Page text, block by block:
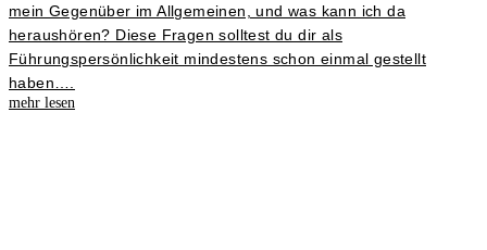
mein Gegenüber im Allgemeinen, und was kann ich da
heraushören? Diese Fragen solltest du dir als
Führungspersönlichkeit mindestens schon einmal gestellt
haben….
mehr lesen